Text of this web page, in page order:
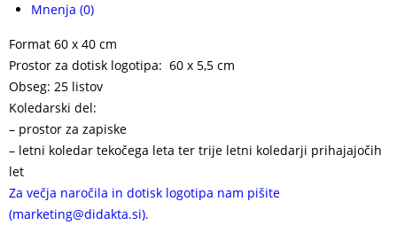
Mnenja (0)
Format 60 x 40 cm
Prostor za dotisk logotipa: 60 x 5,5 cm
Obseg: 25 listov
Koledarski del:
– prostor za zapiske
– letni koledar tekočega leta ter trije letni koledarji prihajajočih
let
Za večja naročila in dotisk logotipa nam pišite
(marketing@didakta.si).